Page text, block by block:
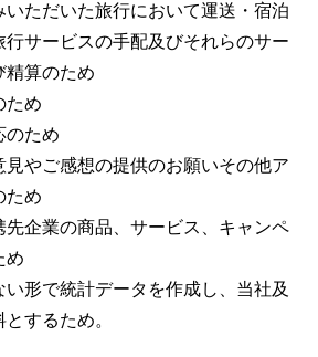
いただいた旅行において運送・宿泊
サービスの手配及びそれらのサー
精算のため
ため
のため
見やご感想の提供のお願いその他ア
ため
先企業の商品、サービス、キャンペ
め
い形で統計データを作成し、当社及
するため。